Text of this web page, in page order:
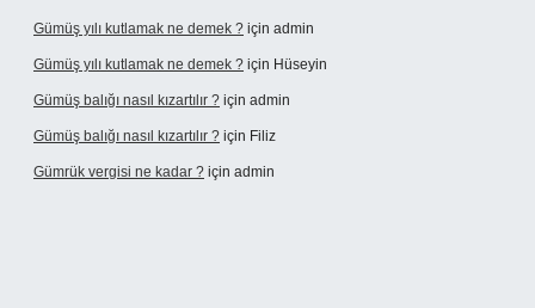
Gümüş yılı kutlamak ne demek ? için admin
Gümüş yılı kutlamak ne demek ? için Hüseyin
Gümüş balığı nasıl kızartılır ? için admin
Gümüş balığı nasıl kızartılır ? için Filiz
Gümrük vergisi ne kadar ? için admin